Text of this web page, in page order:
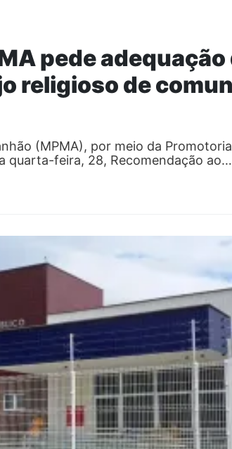
pede adequação
religioso de
(MPMA), por meio da
quarta-feira, 28, Recomendação